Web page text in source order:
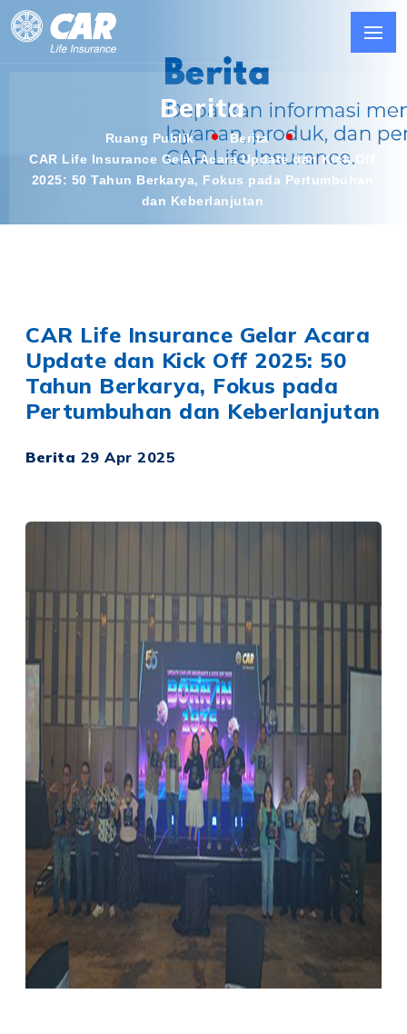
Berita
Ruang Publik
Berita
CAR Life Insurance Gelar Acara Update dan Kick Off
2025: 50 Tahun Berkarya, Fokus pada Pertumbuhan
dan Keberlanjutan
CAR Life Insurance Gelar Acara
Update dan Kick Off 2025: 50
Tahun Berkarya, Fokus pada
Pertumbuhan dan Keberlanjutan
Berita 29 Apr 2025